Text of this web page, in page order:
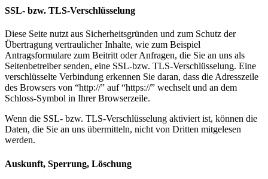
SSL- bzw. TLS-Verschlüsselung
Diese Seite nutzt aus Sicherheitsgründen und zum Schutz der
Übertragung vertraulicher Inhalte, wie zum Beispiel
Antragsformulare zum Beitritt oder Anfragen, die Sie an uns als
Seitenbetreiber senden, eine SSL-bzw. TLS-Verschlüsselung. Eine
verschlüsselte Verbindung erkennen Sie daran, dass die Adresszeile
des Browsers von “http://” auf “https://” wechselt und an dem
Schloss-Symbol in Ihrer Browserzeile.
Wenn die SSL- bzw. TLS-Verschlüsselung aktiviert ist, können die
Daten, die Sie an uns übermitteln, nicht von Dritten mitgelesen
werden.
Auskunft, Sperrung, Löschung